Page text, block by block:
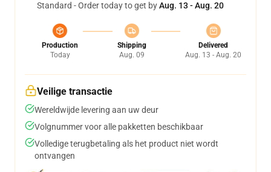
Standard - Order today to get byAug. 13 - Aug. 20
Production
Today
Shipping
Aug. 09
Delivered
Aug. 13 - Aug. 20
Veilige transactie
Wereldwijde levering aan uw deur
Volgnummer voor alle pakketten beschikbaar
Volledige terugbetaling als het product niet wordt
ontvangen